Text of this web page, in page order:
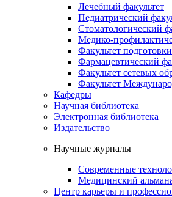
Лечебный факультет
Педиатрический
Стоматологический
Медико-
Факультет
Фармацевтический
Факультет сетевых
Факультет
Кафедры
Научная библиотека
Электронная библиотека
Издательство
Научные журналы
Современные
Медицинский
Центр карьеры и